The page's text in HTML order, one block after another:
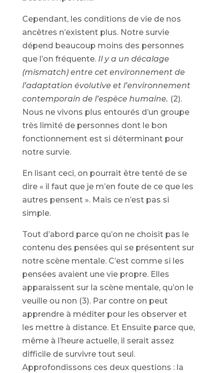
Cependant, les conditions de vie de nos
ancêtres n’existent plus. Notre survie
dépend beaucoup moins des personnes
que l’on fréquente. Il y a un décalage
(mismatch) entre cet environnement de
l’adaptation évolutive et l’environnement
contemporain de l’espèce humaine. (2).
Nous ne vivons plus entourés d’un groupe
très limité de personnes dont le bon
fonctionnement est si déterminant pour
notre survie.
En lisant ceci, on pourrait être tenté de se
dire « il faut que je m’en foute de ce que les
autres pensent ». Mais ce n’est pas si
simple.
Tout d’abord parce qu’on ne choisit pas le
contenu des pensées qui se présentent sur
notre scène mentale. C’est comme si les
pensées avaient une vie propre. Elles
apparaissent sur la scène mentale, qu’on le
veuille ou non (3). Par contre on peut
apprendre à méditer pour les observer et
les mettre à distance. Et Ensuite parce que,
même à l’heure actuelle, il serait assez
difficile de survivre tout seul.
Approfondissons ces deux questions : la